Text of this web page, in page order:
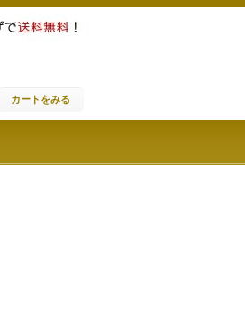
カートをみる